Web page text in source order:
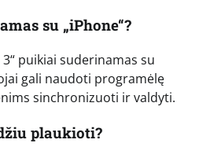
su „iPhone“?
puikiai suderinamas su
gali naudoti programėlę
sinchronizuoti ir valdyti.
plaukioti?